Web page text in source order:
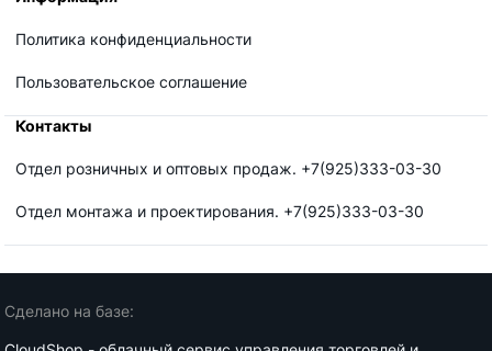
Политика конфиденциальности
Пользовательское соглашение
Контакты
Отдел розничных и оптовых продаж. +7(925)333-03-30
Отдел монтажа и проектирования. +7(925)333-03-30
Сделано на базе: